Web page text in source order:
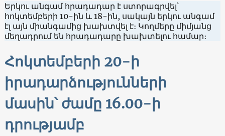
Երկու անգամ հրադադար է ստորագրվել՝
հոկտեմբերի 10-ին և 18-ին, սակայն երկու անգամ
էլ այն միանգամից խախտվել է։ Կողմերը միմյանց
մեղադրում են հրադադարը խախտելու համար։
Հոկտեմբերի 20-ի
իրադարձությունների
մասին՝ ժամը 16.00-ի
դրությամբ